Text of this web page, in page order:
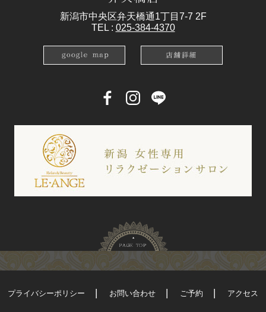
新潟市中央区弁天橋通1丁目7-7 2F
TEL : 025-384-4370
プライバシーポリシー お問い合わせ ご予約 アクセス